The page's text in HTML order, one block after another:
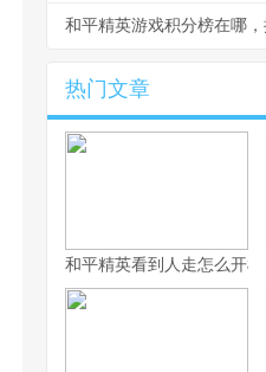
和平精英游戏积分榜在哪
热门文章
和平精英看到人走怎么开